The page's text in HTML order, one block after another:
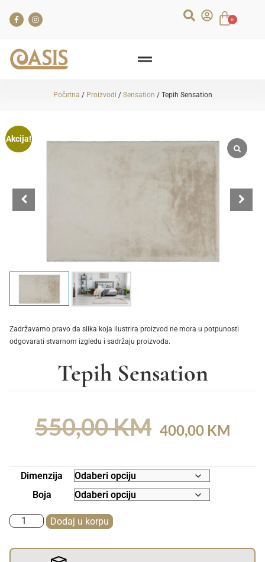
0
Početna / Proizvodi / Sensation / Tepih Sensation
Akcija!
Zadržavamo pravo da slika koja ilustrira proizvod ne mora u potpunosti
odgovarati stvarnom izgledu i sadržaju proizvoda.
Tepih Sensation
550,00KM 400,00 KM
Dimenzija
Boja
Dodaj u korpu